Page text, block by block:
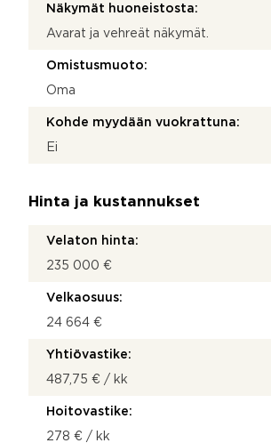
Näkymät huoneistosta:
Avarat ja vehreät näkymät.
Omistusmuoto:
Oma
Kohde myydään vuokrattuna:
Ei
Hinta ja kustannukset
Velaton hinta:
235 000 €
Velkaosuus:
24 664 €
Yhtiövastike:
487,75 € / kk
Hoitovastike:
278 € / kk